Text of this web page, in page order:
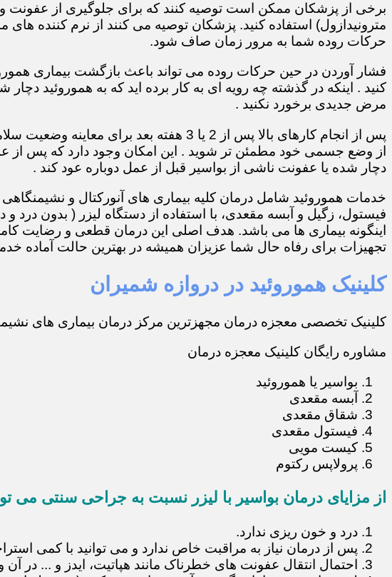
برخی از پزشکان ممکن است توصیه کنند که برای جلوگیری از عفونت و
مترونیدازول) استفاده کنید. پزشکان توصیه می کنند از نرم کننده های
حرکات روده شما به مرور زمان صاف شود.
فشار آوردن در حین حرکات روده می تواند باعث بازگشت بیماری
کنید . اینکه در گذشته چه رویه ای به کار برده اید که به هموروئید دچار
مرض جدیدی برخورد نکنید .
پس از انجام کارهای بالا پس از 2 یا 3 هفته بعد
از وضع جسمی خود مطمئن تر شوید . این امکان وجود دارد که پس از
دچار شده یا عفونت ناشی از بواسیر قبل از عمل دوباره عود کند .
خدمات هموروئید شامل درمان کلیه بیماری های آنورکتال و
فیستول، زگیل و آبسه مقعدی، با استفاده از دستگاه لیزر ( بدون
اینگونه بیماری ها می باشد. هدف اصلی این درمان قطعی و رضایت
تجهیزات برای رفاه حال شما عزیزان همیشه در بهترین حالت آماده
کلینیک هموروئید در دروازه شمیران
کلینیک تخصصی معجزه درمان مجهزترین مرکز درمان بیماری های
مشاوره رایگان کلینیک معجزه درمان
بواسیر یا هموروئید
آبسه مقعدی
شقاق مقعدی
فیستول مقعدی
کیست مویی
پرولاپس رکتوم
از مزایای درمان بواسیر با لیزر نسبت به جراحی سنتی می
درد و خون ریزی ندارد.
پس از درمان نیاز به مراقبت خاص ندارد و می توانید با کمی
احتمال انتقال عفونت های خطرناک مانند هپاتیت، ایدز و ... در آن